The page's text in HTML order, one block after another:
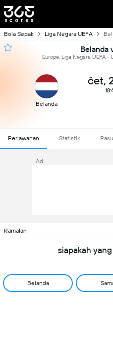
Bola Sepak Liga Negara UEFA
Belanda
Europe, Liga Negara UEFA -
Belanda
čet,
Perlawanan Statistik
Ad
Ramalan
siapakah
Belanda